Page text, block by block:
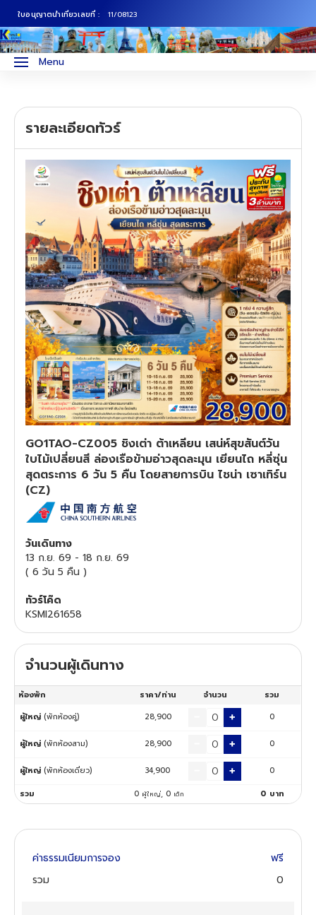
ใบอนุญาตนำเที่ยวเลขที่ : 11/08123
Menu
รายละเอียดทัวร์
GO1TAO-CZ005 ชิงเต่า ต้าเหลียน เสน่ห์สุขสันต์วัน
ใบไม้เปลี่ยนสี ล่องเรือข้ามอ่าวสุดละมุน เยียนไถ หลี่ซุ่น
สุดตระการ 6 วัน 5 คืน โดยสายการบิน ไชน่า เซาเทิร์น
(CZ)
วันเดินทาง
13 ก.ย. 69 - 18 ก.ย. 69
( 6 วัน 5 คืน )
ทัวร์โค๊ด
KSMI261658
จำนวนผู้เดินทาง
ห้องพัก ราคา/ท่าน จำนวน
รวม
ผู้ใหญ่ (พักห้องคู่) 28,900 0
ผู้ใหญ่ (พักห้องสาม) 28,900 0
ผู้ใหญ่ (พักห้องเดี่ยว) 34,900
0
รวม
0 ผู้ใหญ่, 0 เด็ก 0 บาท
ค่าธรรมเนียมการจอง
ฟรี
รวม
0
ทัวร์ญี่ปุ่น
ทัวร์ยุโรป
ทัวร์สแกนดิเนเวีย
ทัวร์ฮ่องกง
ทัวร์สิงคโปร์
ทัวร์ตุรเคีย
ทัวร์สวิตเซอร์แลนด์
ทัวร์พม่า
ทัวร์ลาว
ทัวร์มัลดีฟส์
ทัวร์เวียดนาม
ทัวร์อียิปต์
ทัวร์จอร์เจีย
ทัวร์อินเดีย
ทัวร์บาหลี
ทัวร์นิวซีแลนด์
ทัวร์ออสเตรเลีย
ภาคเหนือ
ภาคอีสาน
ภาคตะวันตก